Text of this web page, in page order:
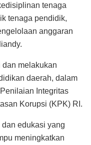
tenaga
tenaga pendidik,
anggaran
melakukan
daerah, dalam
Integritas
Korupsi (KPK) RI.
edukasi yang
meningkatkan